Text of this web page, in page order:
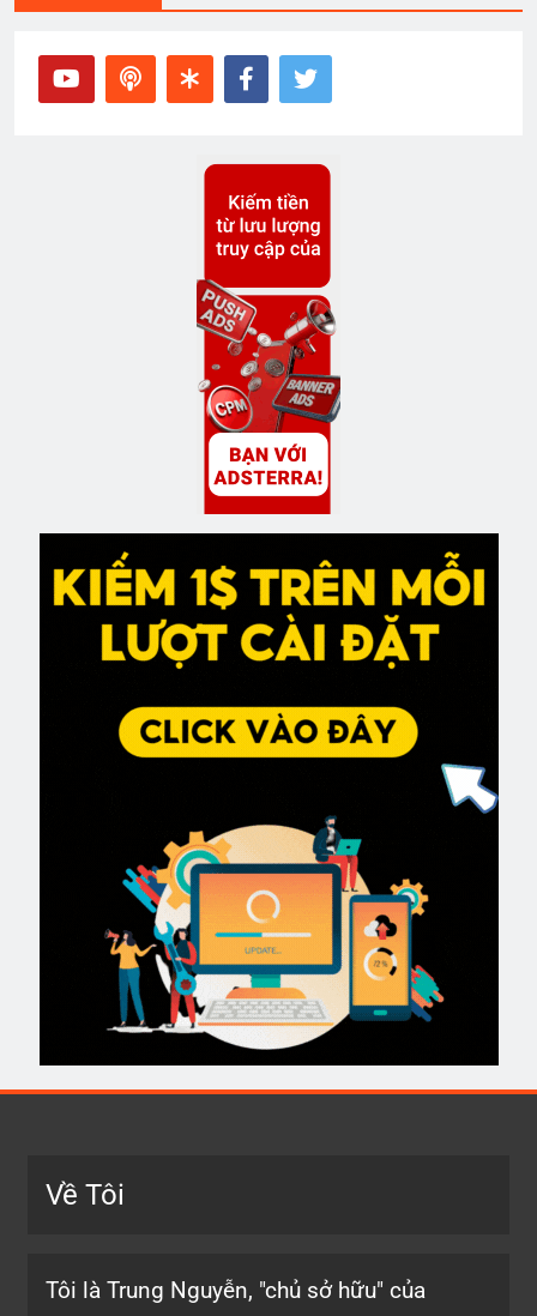
Về Tôi
Tôi là Trung Nguyễn, "chủ sở hữu" của